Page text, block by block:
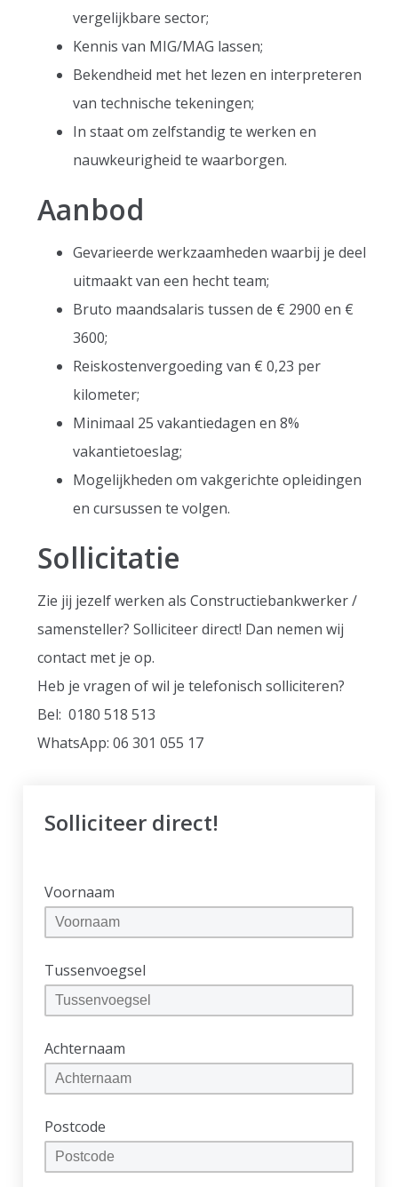
vergelijkbare sector;
Kennis van MIG/MAG lassen;
Bekendheid met het lezen en interpreteren
van technische tekeningen;
In staat om zelfstandig te werken en
nauwkeurigheid te waarborgen.
Aanbod
Gevarieerde werkzaamheden waarbij je deel
uitmaakt van een hecht team;
Bruto maandsalaris tussen de € 2900 en €
3600;
Reiskostenvergoeding van € 0,23 per
kilometer;
Minimaal 25 vakantiedagen en 8%
vakantietoeslag;
Mogelijkheden om vakgerichte opleidingen
en cursussen te volgen.
Sollicitatie
Zie jij jezelf werken als Constructiebankwerker /
samensteller? Solliciteer direct! Dan nemen wij
contact met je op.
Heb je vragen of wil je telefonisch solliciteren?
Bel: 0180 518 513
WhatsApp: 06 301 055 17
Solliciteer direct!
Voornaam
Tussenvoegsel
Achternaam
Postcode